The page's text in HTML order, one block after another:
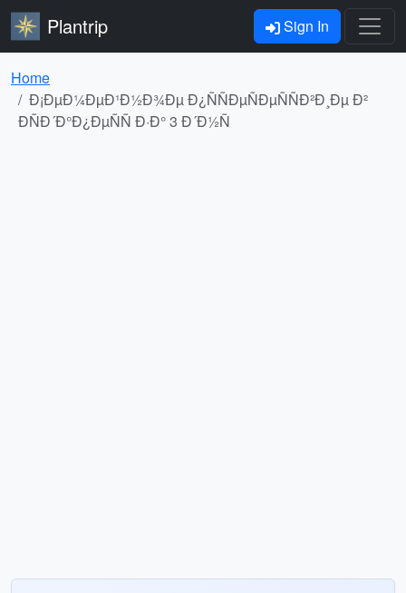
Plantrip Sign In
Home
Ð¡ÐµÐ¼ÐµÐ¹Ð½Ð¾Ðµ Ð¿ÑÑÐµÑÐµÑÑÐ²Ð¸Ðµ Ð²
ÐÑÐ´Ð°Ð¿ÐµÑÑ Ð·Ð° 3 Ð´Ð½Ñ